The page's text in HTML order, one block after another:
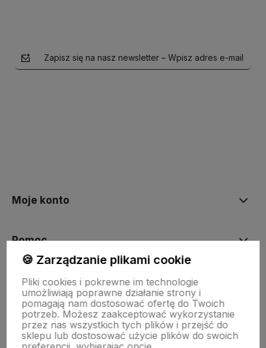
Zapisz się na nasz newsletter – Wpisz adres e-mail
Moje konto
Pomoc
KOLEKCJE
Nasze marki
🍪 Zarządzanie plikami cookie
Pliki cookies i pokrewne im technologie
umożliwiają poprawne działanie strony i
pomagają nam dostosować ofertę do Twoich
potrzeb. Możesz zaakceptować wykorzystanie
przez nas wszystkich tych plików i przejść do
sklepu lub dostosować użycie plików do swoich